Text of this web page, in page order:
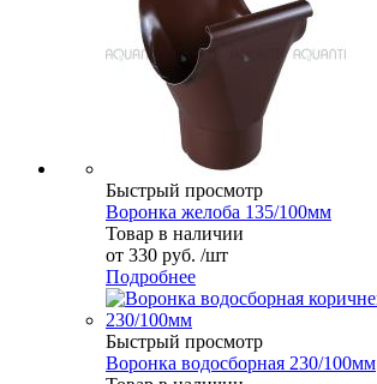
Быстрый просмотр
Воронка желоба 135/100мм
Товар в наличии
от 330 руб. /шт
Подробнее
Быстрый просмотр
Воронка водосборная 230/100мм